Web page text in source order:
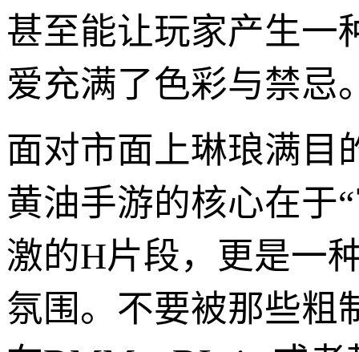
甚至能让玩家产生
爱充满了色彩与禁忌
面对市面上琳琅满目
黄油手游的核心在于
激的H片段，更是一
氛围。不要被那些粗